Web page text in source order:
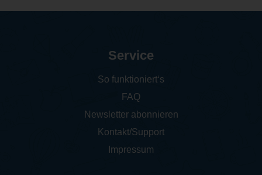
Service
So funktioniert‘s
FAQ
Newsletter abonnieren
Kontakt/Support
Impressum